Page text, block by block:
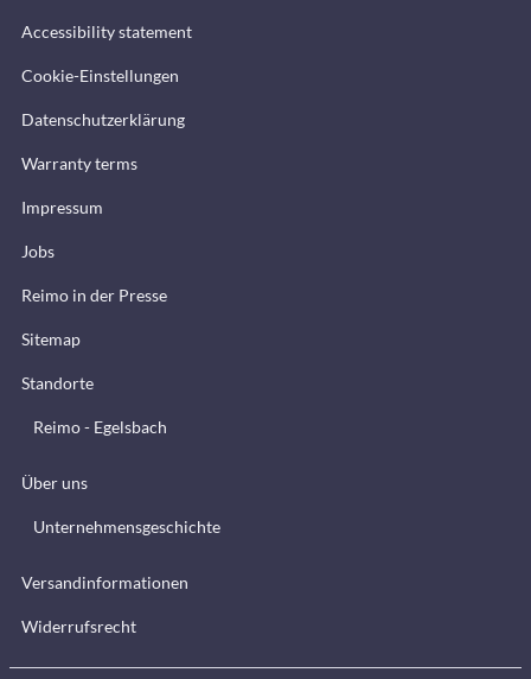
Accessibility statement
Cookie-Einstellungen
Datenschutzerklärung
Warranty terms
Impressum
Jobs
Reimo in der Presse
Sitemap
Standorte
Reimo - Egelsbach
Über uns
Unternehmensgeschichte
Versandinformationen
Widerrufsrecht